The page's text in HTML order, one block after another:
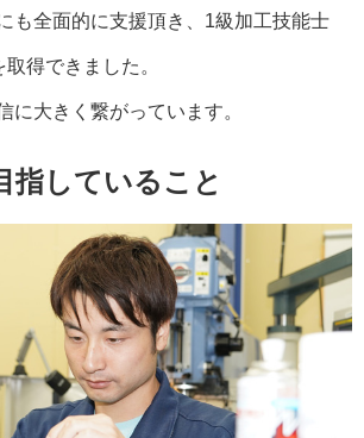
も全面的に支援頂き、1級加工技能士
得できました。
に大きく繋がっています。
指していること